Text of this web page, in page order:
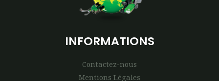
INFORMATIONS
Contactez-nous
Mentions Légales